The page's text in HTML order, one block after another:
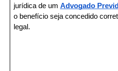
jurídica de um Advogado
o benefício seja concedido
legal.